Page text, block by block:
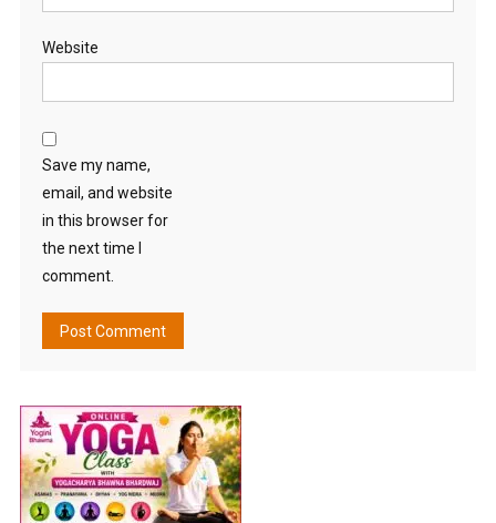
Website
Save my name,
email, and website
in this browser for
the next time I
comment.